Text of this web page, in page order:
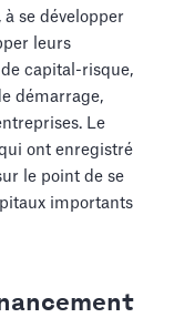
se développer
leurs
capital-risque,
démarrage,
Le
ont enregistré
le point de se
importants